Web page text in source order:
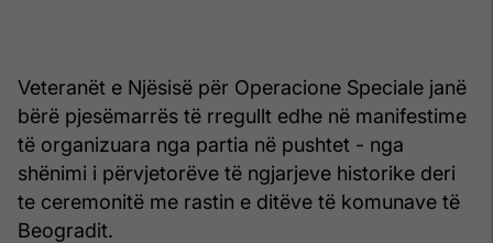
Veteranët e Njësisë për Operacione Speciale janë
bërë pjesëmarrës të rregullt edhe në manifestime
të organizuara nga partia në pushtet - nga
shënimi i përvjetorëve të ngjarjeve historike deri
te ceremonitë me rastin e ditëve të komunave të
Beogradit.